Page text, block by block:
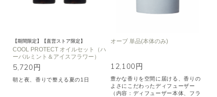
【期間限定】【直営ストア限定】
COOL PROTECT オイルセット（ハ
ーバルミント＆アイスフラワー）
5,720円
朝と夜、香りで整える夏の1日
オーブ 単品(本体のみ)
12,100円
豊かな香りを空間に届ける、香りの
よさにこだわったディフューザー
（内容：ディフューザー本体、フラ